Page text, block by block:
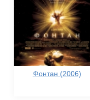
Фонтан (2006)